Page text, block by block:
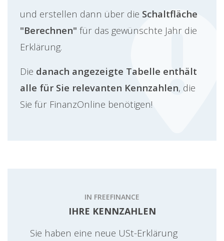
und erstellen dann über die Schaltfläche
"Berechnen" für das gewünschte Jahr die
Erklärung.
Die danach angezeigte Tabelle enthält
alle für Sie relevanten Kennzahlen, die
Sie für FinanzOnline benötigen!
IN FREEFINANCE
IHRE KENNZAHLEN
Sie haben eine neue USt-Erklärung